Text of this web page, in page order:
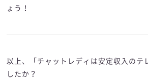
ょう！
以上、「チャットレディは安定収入のテ
したか？